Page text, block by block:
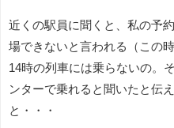
近くの駅員に聞くと、私の予
場できないと言われる（この時
14時の列車には乗らないの。
ンターで乗れると聞いたと伝
と・・・